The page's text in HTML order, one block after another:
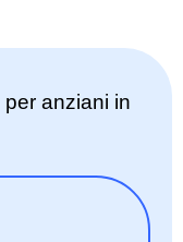
per anziani in